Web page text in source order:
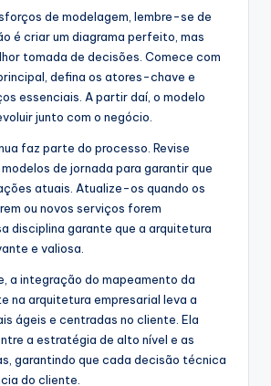
de modelagem, lembre-se de
é criar um diagrama perfeito, mas
tomada de decisões. Comece com
defina os atores-chave e
essenciais. A partir daí, o modelo
junto com o negócio.
faz parte do processo. Revise
de jornada para garantir que
atuais. Atualize-os quando os
ou novos serviços forem
disciplina garante que a arquitetura
e valiosa.
a integração do mapeamento da
na arquitetura empresarial leva a
ágeis e centradas no cliente. Ela
a estratégia de alto nível e as
garantindo que cada decisão técnica
do cliente.